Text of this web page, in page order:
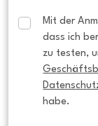
Mit der
dass ich
zu testen,
habe.